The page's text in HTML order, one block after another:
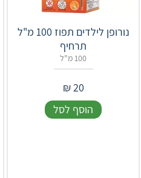
נורופן לילדים תפוז 100 מ"ל
תרחיף
100 מ"ל
20
₪
הוסף לסל